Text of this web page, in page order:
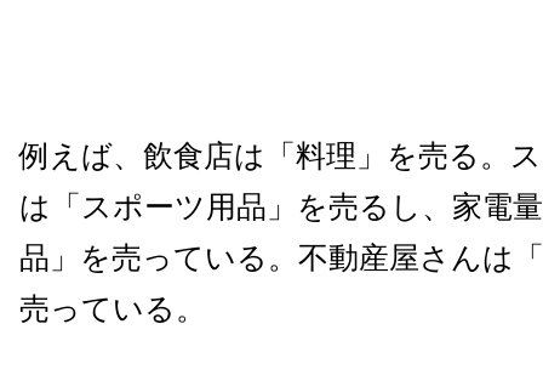
例えば、飲食店は「料理」を売る。
は「スポーツ用品」を売るし、家電
品」を売っている。不動産屋さんは
売っている。